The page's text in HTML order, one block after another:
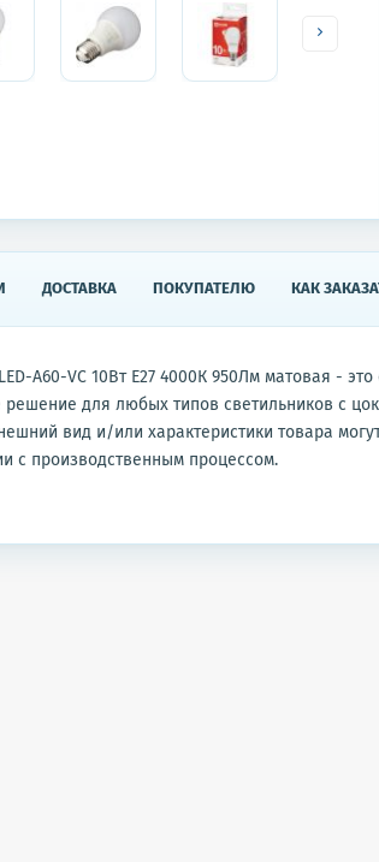
ДОСТАВКА ПОКУПАТЕЛЮ КАК
A60-VC 10Вт Е27 4000К 950Лм матовая -
для любых типов светильников с
вид и/или характеристики товара
с производственным процессом.